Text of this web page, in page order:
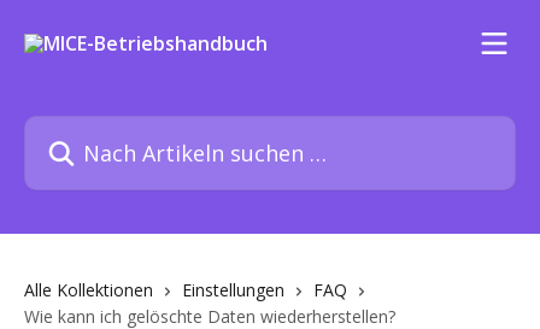
Nach Artikeln suchen …
Alle Kollektionen Einstellungen
FAQ
Wie kann ich gelöschte Daten wiederherstellen?